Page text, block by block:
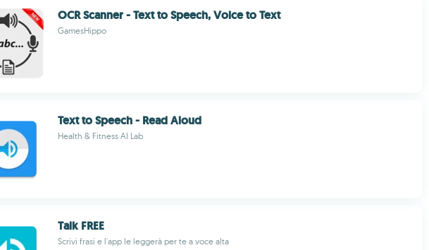
OCR Scanner - Text to Speech, Voice to Text
GamesHippo
Text to Speech - Read Aloud
Health & Fitness AI Lab
Talk FREE
Scrivi frasi e l'app le leggerà per te a voce alta